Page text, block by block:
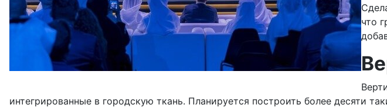
что
интегрированные в городскую ткань. Планируется построить более десяти